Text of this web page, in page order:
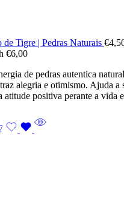
de Tigre | Pedras Naturais €
€6,00
de pedras autentica
alegria e otimismo. Ajuda a
atitude positiva perante a vida